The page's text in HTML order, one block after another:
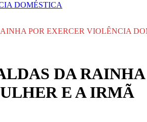
DOMÉSTICA
POR EXERCER VIOLÊNCIA
DA
E A IRMÃ